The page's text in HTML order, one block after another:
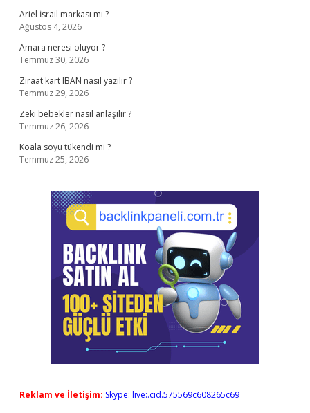
Ariel İsrail markası mı ?
Ağustos 4, 2026
Amara neresi oluyor ?
Temmuz 30, 2026
Ziraat kart IBAN nasıl yazılır ?
Temmuz 29, 2026
Zeki bebekler nasıl anlaşılır ?
Temmuz 26, 2026
Koala soyu tükendi mi ?
Temmuz 25, 2026
Reklam ve İletişim: Skype: live:.cid.575569c608265c69